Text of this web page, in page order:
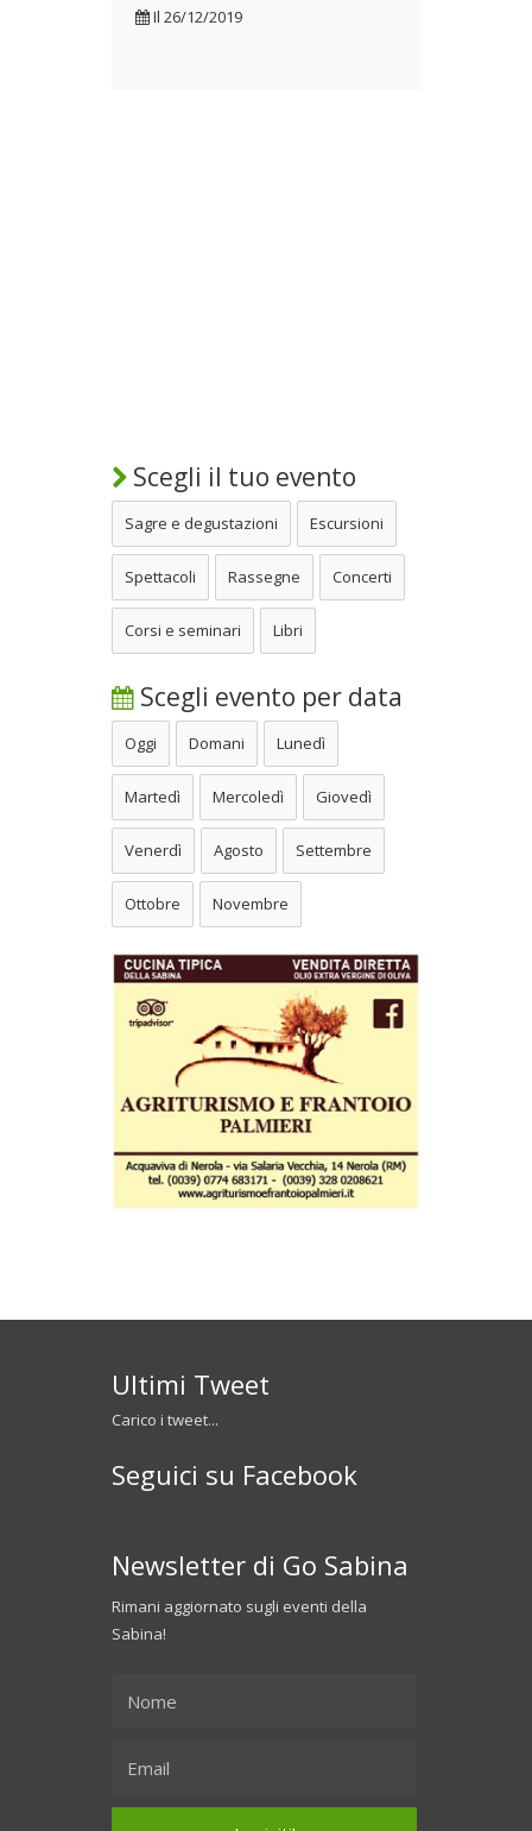
Il 26/12/2019
Scegli il tuo evento
Sagre e degustazioni Escursioni
Spettacoli Rassegne Concerti
Corsi e seminari Libri
Scegli evento per data
Oggi Domani Lunedì
Martedì Mercoledì Giovedì
Venerdì Agosto Settembre
Ottobre Novembre
Ultimi Tweet
Carico i tweet...
Seguici su Facebook
Newsletter di Go Sabina
Rimani aggiornato sugli eventi della
Sabina!